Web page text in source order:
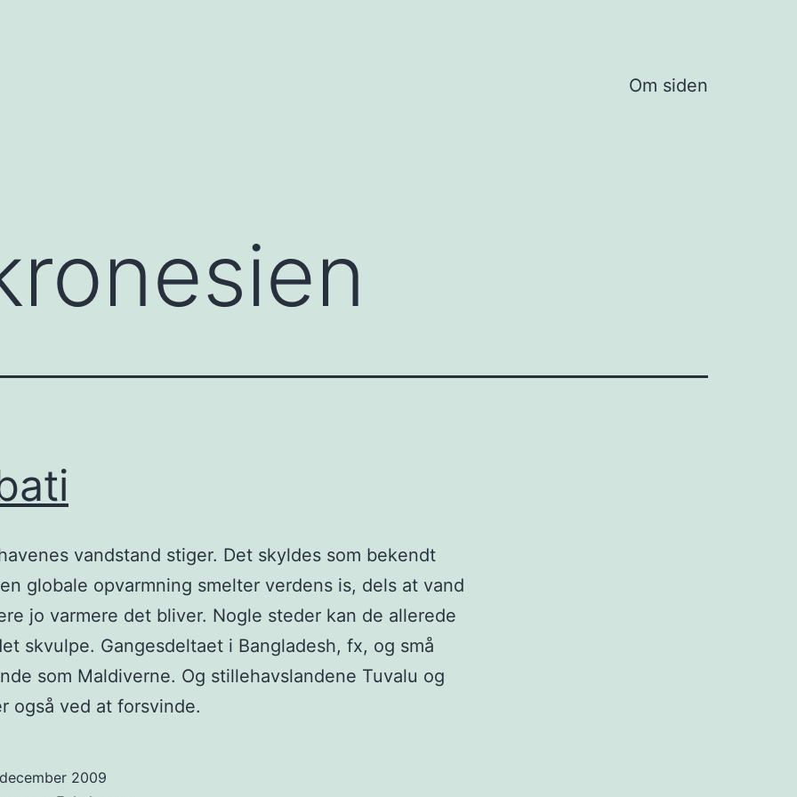
Om siden
vandstand stiger. Det skyldes som bekendt
globale opvarmning smelter verdens is, dels at vand
jo varmere det bliver. Nogle steder kan de allerede
skvulpe. Gangesdeltaet i Bangladesh, fx, og små
som Maldiverne. Og stillehavslandene Tuvalu og
også ved at forsvinde.
2009